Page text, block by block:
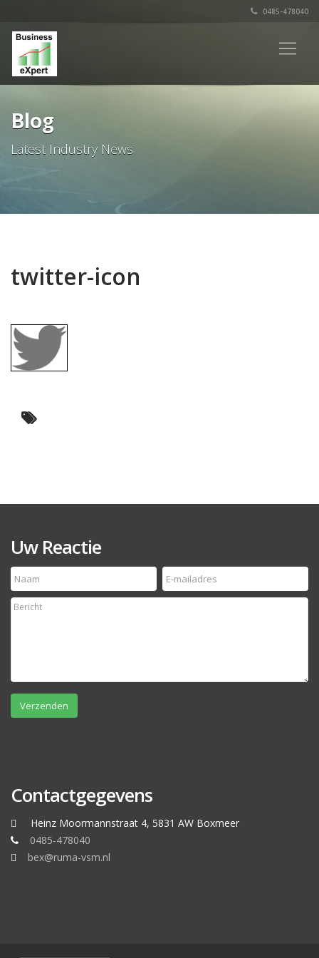
0485-478040
Blog
Latest Industry News
twitter-icon
Uw Reactie
Contactgegevens
Heinz Moormannstraat 4, 5831 AW Boxmeer
0485-478040
bex@ruma-vsm.nl